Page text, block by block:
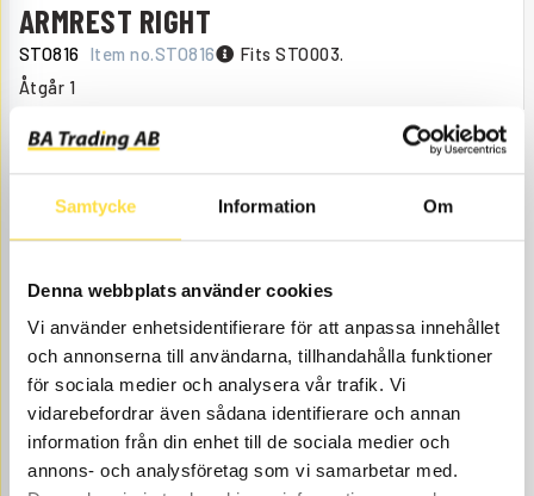
Samtycke Information Om
Denna webbplats använder cookies
Vi använder enhetsidentifierare för att anpassa innehållet
och annonserna till användarna, tillhandahålla funktioner
för sociala medier och analysera vår trafik. Vi
vidarebefordrar även sådana identifierare och annan
information från din enhet till de sociala medier och
annons- och analysföretag som vi samarbetar med.
ARMREST RIGHT
STO816 Item no.STO816 Fits STO003.
Åtgår 1
Price, VAT excl.
947.00
Order item, 1-2 days
BUY
SEAT
STO501 Item no.15186571 NOTE! Belt is not included!